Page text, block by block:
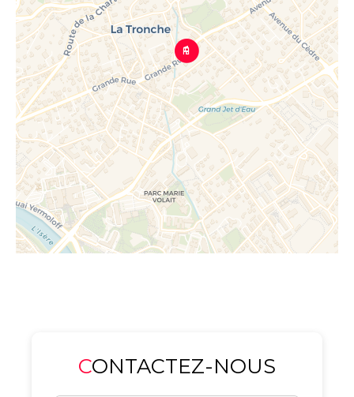
CONTACTEZ-NOUS